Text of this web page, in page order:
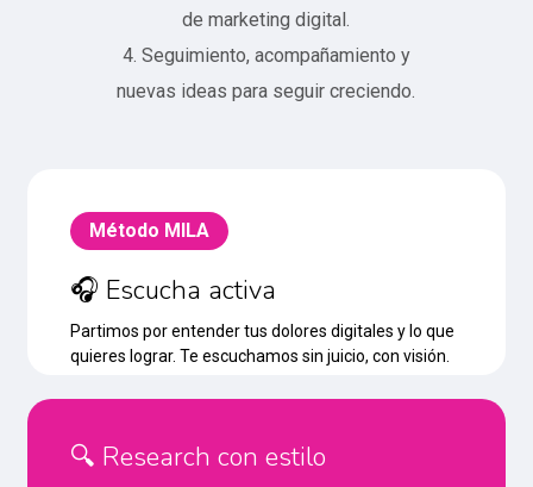
de marketing digital.
4. Seguimiento, acompañamiento y
nuevas ideas para seguir creciendo.
Método MILA
🎧 Escucha activa
Partimos por entender tus dolores digitales y lo que
quieres lograr. Te escuchamos sin juicio, con visión.
🔍 Research con estilo